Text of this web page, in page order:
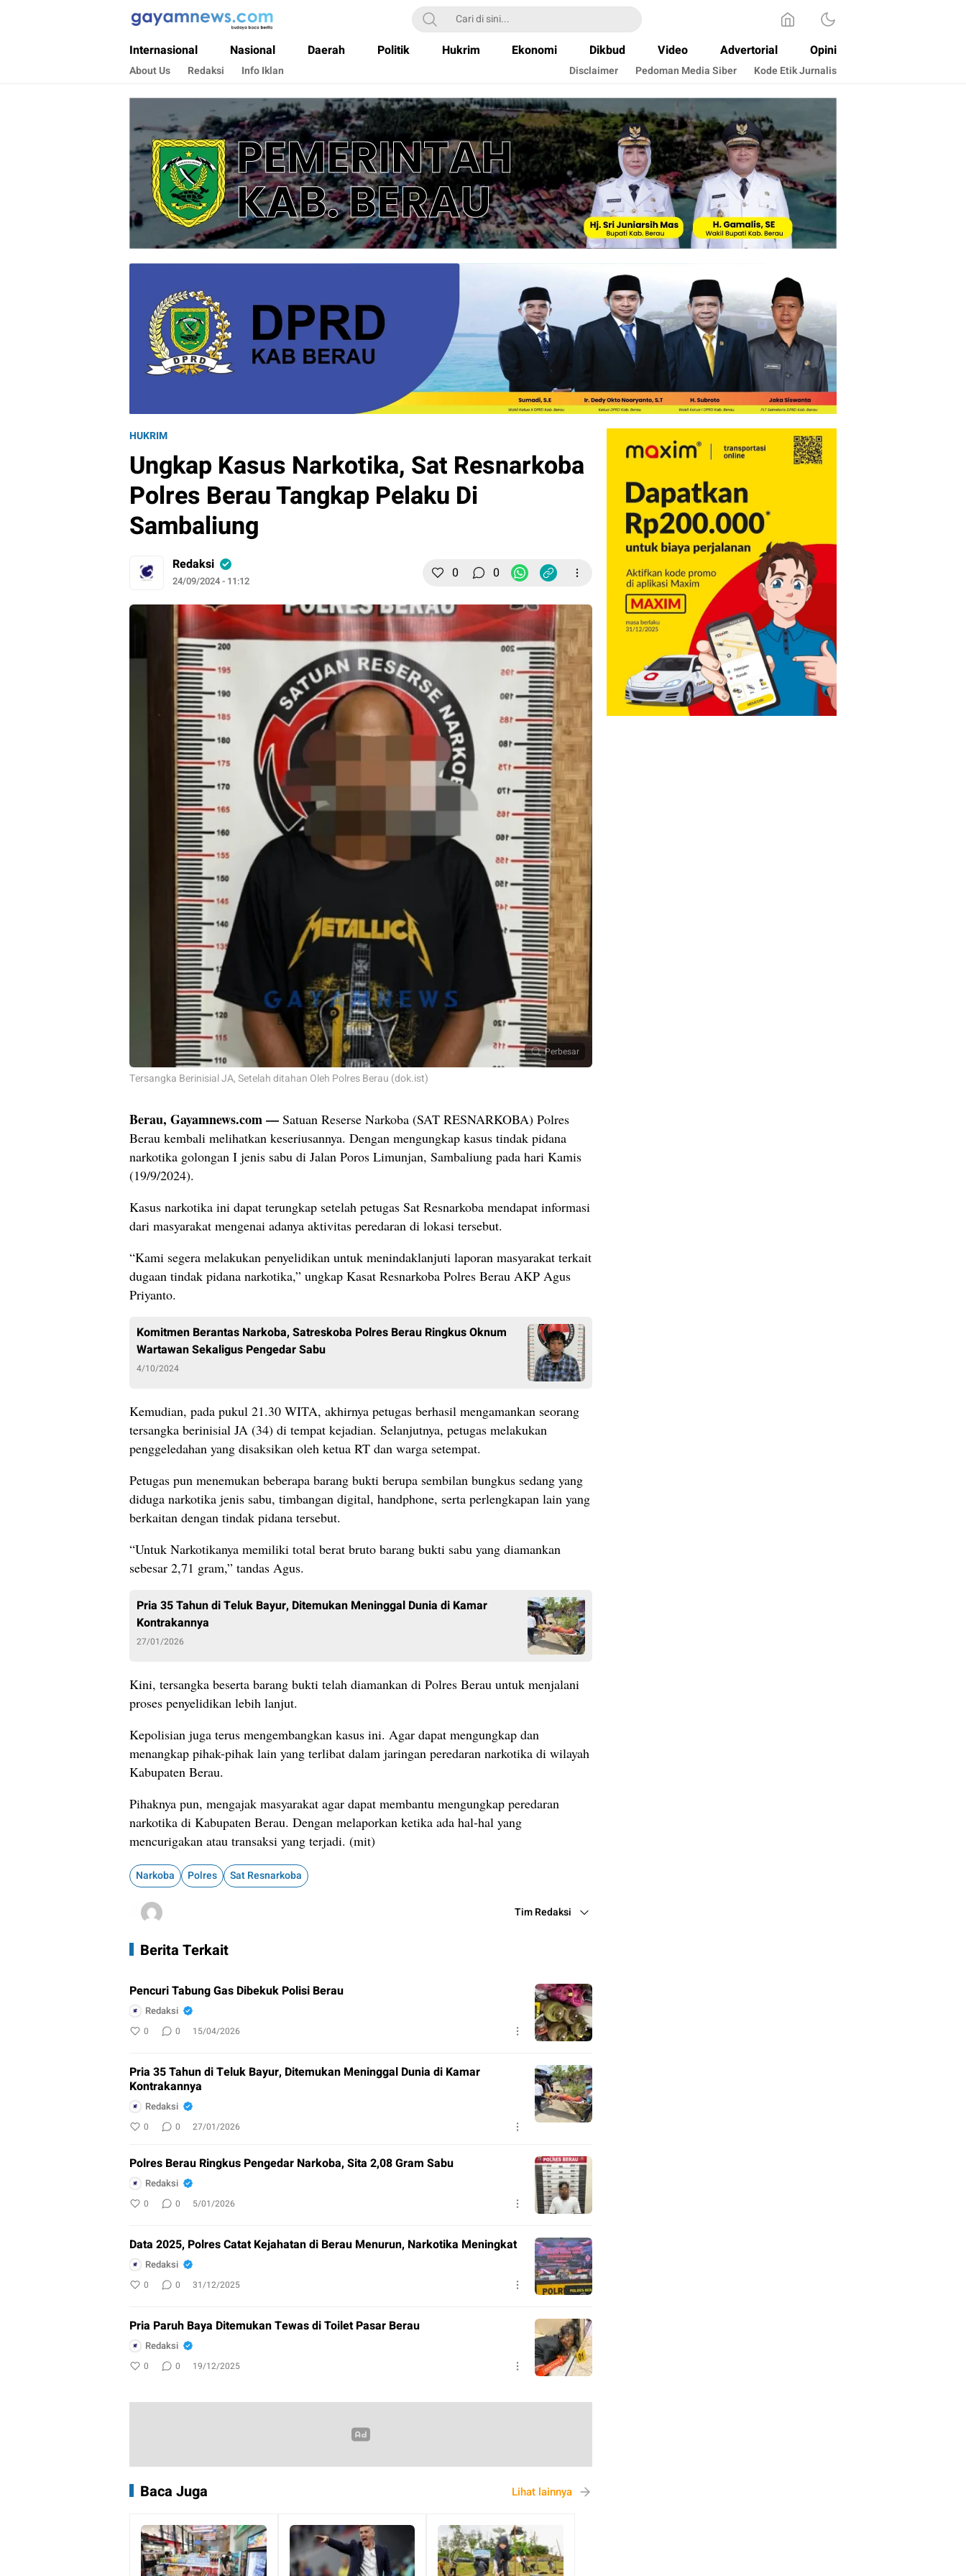
Gayamnews.com
Budaya Baca Berita
Internasional Nasional Daerah Politik Hukrim Ekonomi Dikbud Video Advertorial Opini
About Us Redaksi Info Iklan Disclaimer Pedoman Media Siber Kode Etik Jurnalis
HUKRIM
Ungkap Kasus Narkotika, Sat Resnarkoba
Polres Berau Tangkap Pelaku Di
Sambaliung
Redaksi
24/09/2024 - 11:12 0 0
Perbesar
Tersangka Berinisial JA, Setelah ditahan Oleh Polres Berau (dok.ist)
Berau, Gayamnews.com — Satuan Reserse Narkoba (SAT RESNARKOBA) Polres
Berau kembali melihatkan keseriusannya. Dengan mengungkap kasus tindak pidana
narkotika golongan I jenis sabu di Jalan Poros Limunjan, Sambaliung pada hari Kamis
(19/9/2024).
Kasus narkotika ini dapat terungkap setelah petugas Sat Resnarkoba mendapat informasi
dari masyarakat mengenai adanya aktivitas peredaran di lokasi tersebut.
“Kami segera melakukan penyelidikan untuk menindaklanjuti laporan masyarakat terkait
dugaan tindak pidana narkotika,” ungkap Kasat Resnarkoba Polres Berau AKP Agus
Priyanto.
Komitmen Berantas Narkoba, Satreskoba Polres Berau Ringkus Oknum
Wartawan Sekaligus Pengedar Sabu
4/10/2024
Kemudian, pada pukul 21.30 WITA, akhirnya petugas berhasil mengamankan seorang
tersangka berinisial JA (34) di tempat kejadian. Selanjutnya, petugas melakukan
penggeledahan yang disaksikan oleh ketua RT dan warga setempat.
Petugas pun menemukan beberapa barang bukti berupa sembilan bungkus sedang yang
diduga narkotika jenis sabu, timbangan digital, handphone, serta perlengkapan lain yang
berkaitan dengan tindak pidana tersebut.
“Untuk Narkotikanya memiliki total berat bruto barang bukti sabu yang diamankan
sebesar 2,71 gram,” tandas Agus.
Pria 35 Tahun di Teluk Bayur, Ditemukan Meninggal Dunia di Kamar
Kontrakannya
27/01/2026
Kini, tersangka beserta barang bukti telah diamankan di Polres Berau untuk menjalani
proses penyelidikan lebih lanjut.
Kepolisian juga terus mengembangkan kasus ini. Agar dapat mengungkap dan
menangkap pihak-pihak lain yang terlibat dalam jaringan peredaran narkotika di wilayah
Kabupaten Berau.
Pihaknya pun, mengajak masyarakat agar dapat membantu mengungkap peredaran
narkotika di Kabupaten Berau. Dengan melaporkan ketika ada hal-hal yang
mencurigakan atau transaksi yang terjadi. (mit)
Narkoba Polres Sat Resnarkoba
Tim Redaksi
Berita Terkait
Pencuri Tabung Gas Dibekuk Polisi Berau
Redaksi
0 0 15/04/2026
Pria 35 Tahun di Teluk Bayur, Ditemukan Meninggal Dunia di Kamar
Kontrakannya
Redaksi
0 0 27/01/2026
Polres Berau Ringkus Pengedar Narkoba, Sita 2,08 Gram Sabu
Redaksi
0 0 5/01/2026
Data 2025, Polres Catat Kejahatan di Berau Menurun, Narkotika Meningkat
Redaksi
0 0 31/12/2025
Pria Paruh Baya Ditemukan Tewas di Toilet Pasar Berau
Redaksi
0 0 19/12/2025
Baca Juga Lihat lainnya